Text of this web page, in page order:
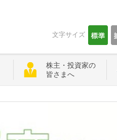
文字サイズ
株主・投資家の
皆さまへ